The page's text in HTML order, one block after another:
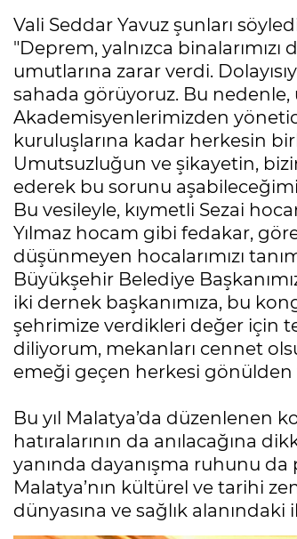
Vali Seddar Yavuz şunları
"Deprem, yalnızca binalarımızı
umutlarına zarar verdi.
sahada görüyoruz. Bu nedenle,
Akademisyenlerimizden
kuruluşlarına kadar herkesin
Umutsuzluğun ve şikayetin,
ederek bu sorunu
Bu vesileyle, kıymetli Sezai
Yılmaz hocam gibi fedakar,
düşünmeyen hocalarımızı
Büyükşehir Belediye
iki dernek başkanımıza, bu
şehrimize verdikleri değer için
diliyorum, mekanları cennet
emeği geçen herkesi gönülden
Bu yıl Malatya’da düzenlenen
hatıralarının da anılacağına
yanında dayanışma ruhunu
Malatya’nın kültürel ve tarihi
dünyasına ve sağlık